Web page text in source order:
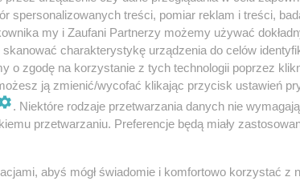
wszystkich bohaterów z
spersonalizowanych treści, pomiar reklam i treści,
my i Zaufani Partnerzy możemy używać
charakterystykę urządzenia do celów
o zgodę na korzystanie z tych technologii poprzez
ją zmienić/wycofać klikając przycisk ustawień
. Niektóre rodzaje przetwarzania danych nie
przetwarzaniu. Preferencje będą miały
abyś mógł świadomie i komfortowo korzystać z